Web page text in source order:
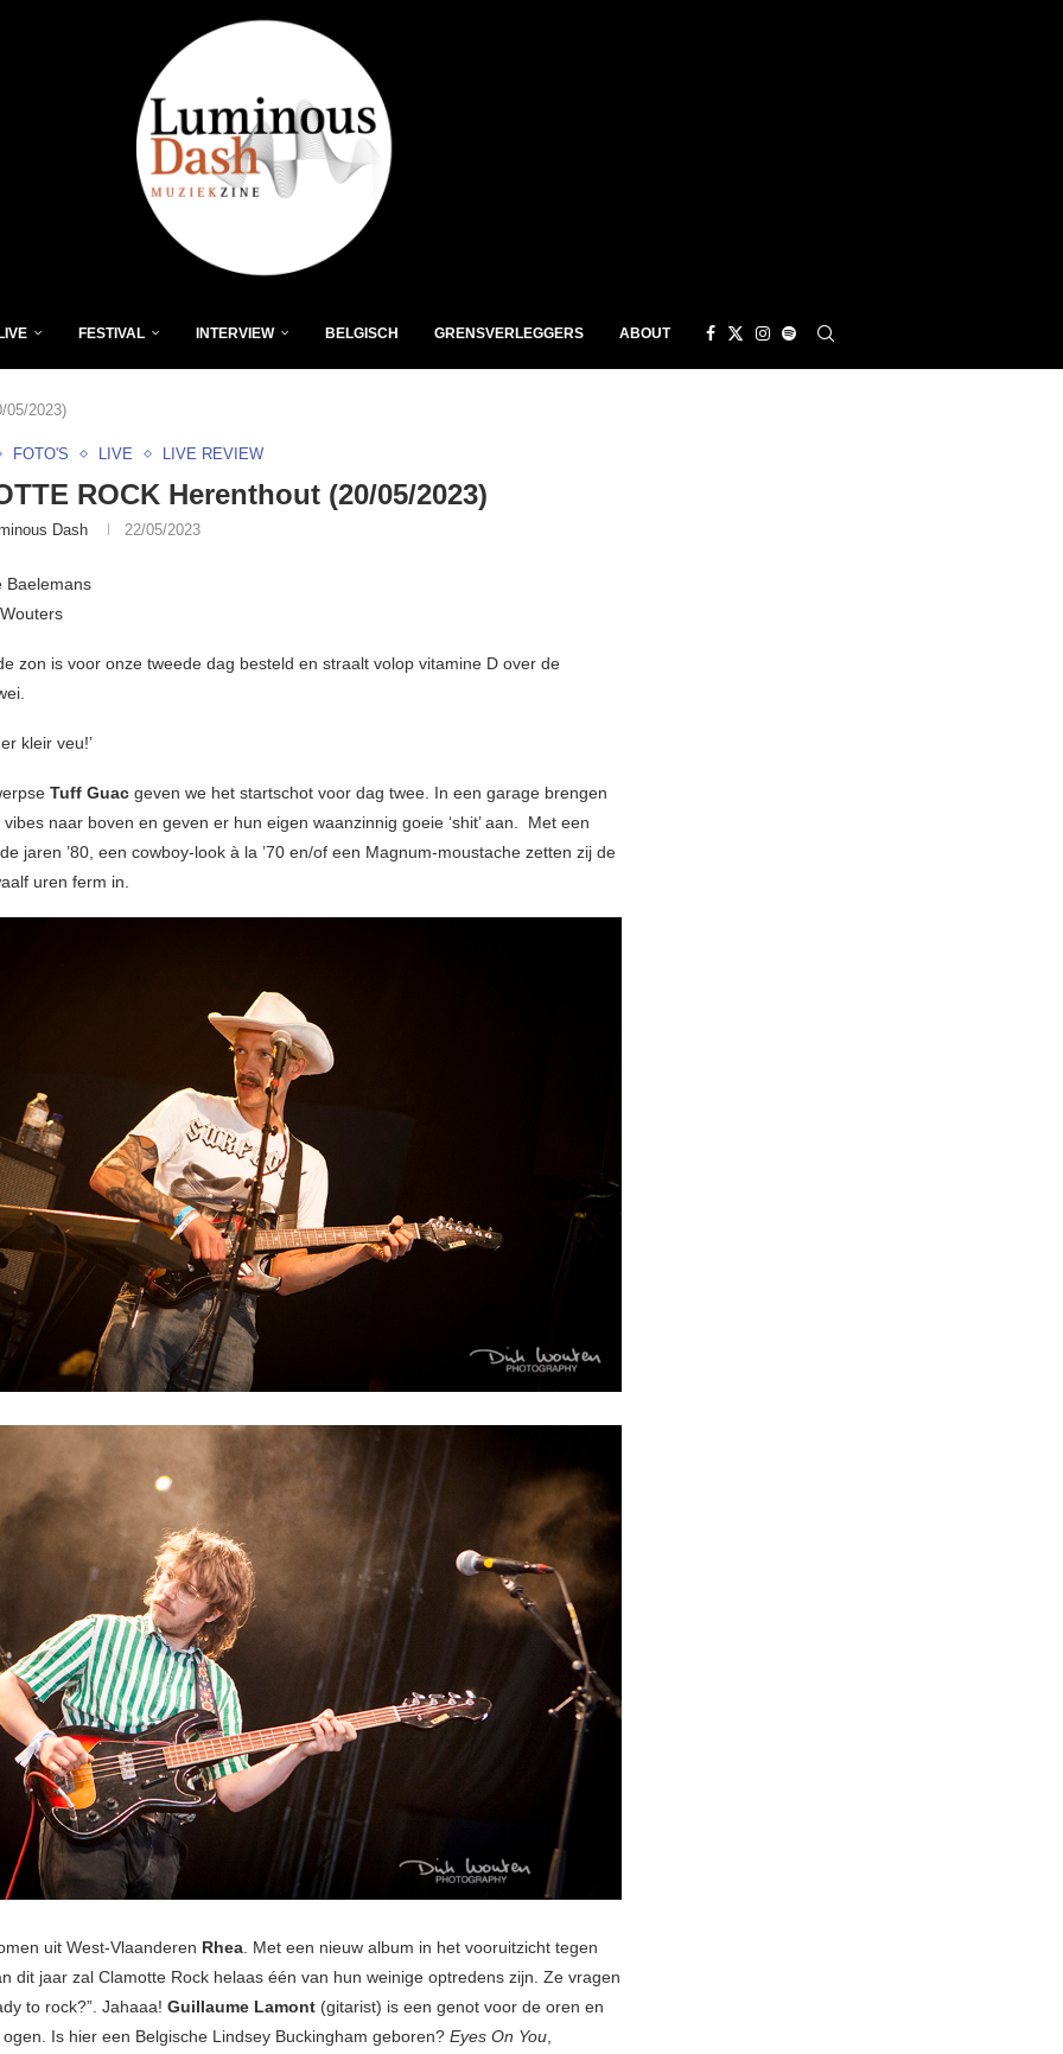
FESTIVAL INTERVIEW BELGISCH GRENSVERLEGGERS ABOUT
05/2023)
FOTO'S LIVE LIVE REVIEW
ROCK Herenthout (20/05/2023)
Dash 22/05/2023
Baelemans
zon is voor onze tweede dag besteld en straalt volop vitamine D over de
kleir veu!’
Tuff Guac geven we het startschot voor dag twee. In een garage brengen
naar boven en geven er hun eigen waanzinnig goeie ‘shit’ aan. Met een
jaren ’80, een cowboy-look à la ’70 en/of een Magnum-moustache zetten zij de
uren ferm in.
uit West-Vlaanderen Rhea. Met een nieuw album in het vooruitzicht tegen
dit jaar zal Clamotte Rock helaas één van hun weinige optredens zijn. Ze vragen
to rock?”. Jahaaa! Guillaume Lamont (gitarist) is een genot voor de oren en
Is hier een Belgische Lindsey Buckingham geboren? Eyes On You,